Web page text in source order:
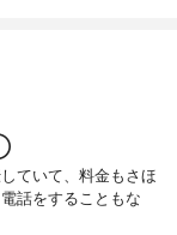
ていて、料金もさほ
話をすることもな